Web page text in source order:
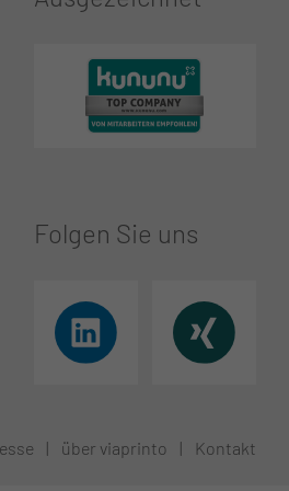
Folgen Sie uns
| über viaprinto | Kontakt